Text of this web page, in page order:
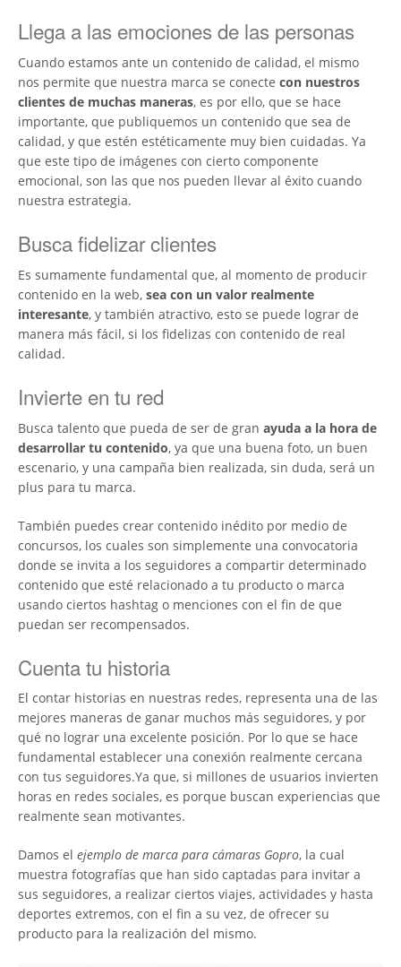
Llega a las emociones de las personas
Cuando estamos ante un contenido de calidad, el mismo
nos permite que nuestra marca se conecte con nuestros
clientes de muchas maneras, es por ello, que se hace
importante, que publiquemos un contenido que sea de
calidad, y que estén estéticamente muy bien cuidadas. Ya
que este tipo de imágenes con cierto componente
emocional, son las que nos pueden llevar al éxito cuando
nuestra estrategia.
Busca fidelizar clientes
Es sumamente fundamental que, al momento de producir
contenido en la web, sea con un valor realmente
interesante, y también atractivo, esto se puede lograr de
manera más fácil, si los fidelizas con contenido de real
calidad.
Invierte en tu red
Busca talento que pueda de ser de gran ayuda a la hora de
desarrollar tu contenido, ya que una buena foto, un buen
escenario, y una campaña bien realizada, sin duda, será un
plus para tu marca.
También puedes crear contenido inédito por medio de
concursos, los cuales son simplemente una convocatoria
donde se invita a los seguidores a compartir determinado
contenido que esté relacionado a tu producto o marca
usando ciertos hashtag o menciones con el fin de que
puedan ser recompensados.
Cuenta tu historia
El contar historias en nuestras redes, representa una de las
mejores maneras de ganar muchos más seguidores, y por
qué no lograr una excelente posición. Por lo que se hace
fundamental establecer una conexión realmente cercana
con tus seguidores.Ya que, si millones de usuarios invierten
horas en redes sociales, es porque buscan experiencias que
realmente sean motivantes.
Damos el ejemplo de marca para cámaras Gopro, la cual
muestra fotografías que han sido captadas para invitar a
sus seguidores, a realizar ciertos viajes, actividades y hasta
deportes extremos, con el fin a su vez, de ofrecer su
producto para la realización del mismo.